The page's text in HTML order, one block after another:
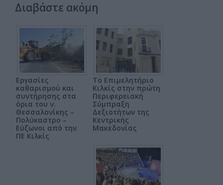
Διαβάστε ακόμη
Εργασίες
καθαρισμού και
συντήρησης στα
όρια του ν.
Θεσσαλονίκης –
Πολύκαστρο –
Εύζωνοι από την
ΠΕ Κιλκίς
Το Επιμελητήριο
Κιλκίς στην πρώτη
Περιφερειακή
Σύμπραξη
Δεξιοτήτων της
Κεντρικής
Μακεδονίας